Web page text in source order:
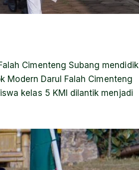
Cimenteng Subang mendidik
Modern Darul Falah Cimenteng
kelas 5 KMI dilantik menjadi